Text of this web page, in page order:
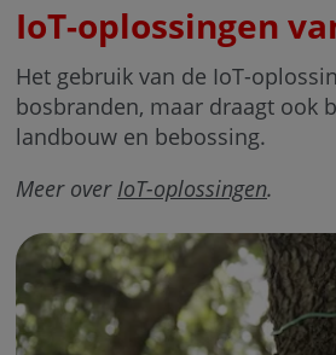
IoT-oplossingen
Het gebruik van de IoT-
bosbranden, maar draagt ook
landbouw en bebossing.
Meer over IoT-oplossingen.